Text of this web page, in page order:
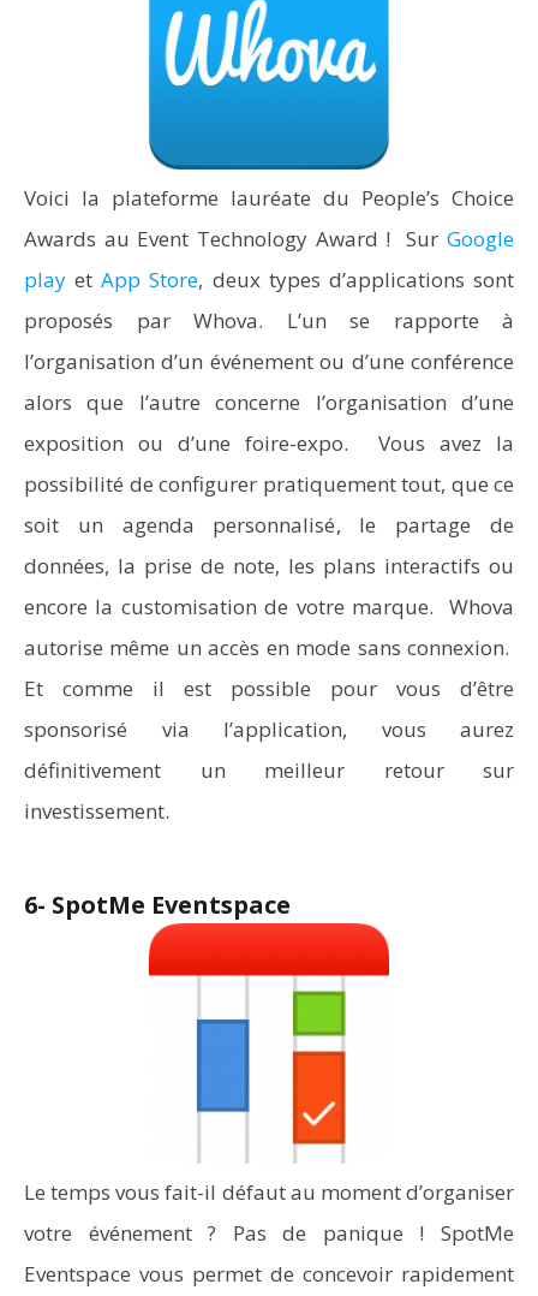
Voici la plateforme lauréate du People’s Choice
Awards au Event Technology Award ! Sur Google
play etApp Store, deux types d’applications sont
proposés par Whova. L’un se rapporte à
l’organisation d’un événement ou d’une conférence
alors que l’autre concerne l’organisation d’une
exposition ou d’une foire-expo. Vous avez la
possibilité de configurer pratiquement tout, que ce
soit un agenda personnalisé, le partage de
données, la prise de note, les plans interactifs ou
encore la customisation de votre marque. Whova
autorise même un accès en mode sans connexion.
Et comme il est possible pour vous d’être
sponsorisé via l’application, vous aurez
définitivement un meilleur retour sur
investissement.
6- SpotMe Eventspace
Le temps vous fait-il défaut au moment d’organiser
votre événement ? Pas de panique ! SpotMe
Eventspace vous permet de concevoir rapidement